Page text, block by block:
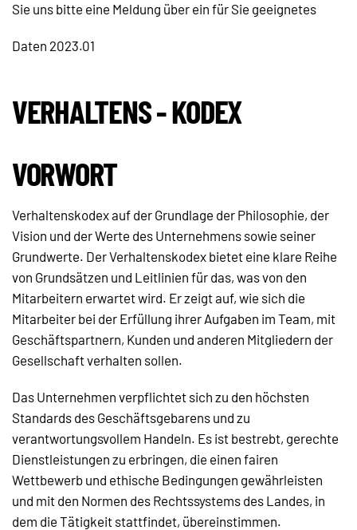
Sie uns bitte eine Meldung über ein für Sie geeignetes
Daten 2023.01
VERHALTENS - KODEX
VORWORT
Verhaltenskodex auf der Grundlage der Philosophie, der
Vision und der Werte des Unternehmens sowie seiner
Grundwerte. Der Verhaltenskodex bietet eine klare Reihe
von Grundsätzen und Leitlinien für das, was von den
Mitarbeitern erwartet wird. Er zeigt auf, wie sich die
Mitarbeiter bei der Erfüllung ihrer Aufgaben im Team, mit
Geschäftspartnern, Kunden und anderen Mitgliedern der
Gesellschaft verhalten sollen.
Das Unternehmen verpflichtet sich zu den höchsten
Standards des Geschäftsgebarens und zu
verantwortungsvollem Handeln. Es ist bestrebt, gerechte
Dienstleistungen zu erbringen, die einen fairen
Wettbewerb und ethische Bedingungen gewährleisten
und mit den Normen des Rechtssystems des Landes, in
dem die Tätigkeit stattfindet, übereinstimmen.